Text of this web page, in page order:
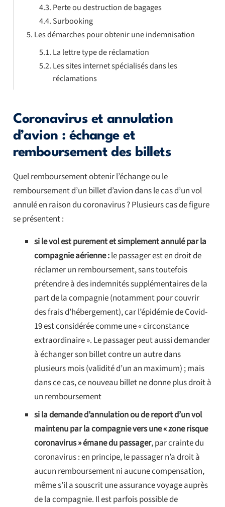
Coronavirus et annulation
d’avion : échange et
remboursement des billets
Quel remboursement obtenir l’échange ou le
remboursement d’un billet d’avion dans le cas d’un vol
annulé en raison du coronavirus ? Plusieurs cas de figure
se présentent :
si le vol est purement et simplement annulé par la
compagnie aérienne :le passager est en droit de
réclamer un remboursement, sans toutefois
prétendre à des indemnités supplémentaires de la
part de la compagnie (notamment pour couvrir
des frais d’hébergement), car l’épidémie de Covid-
19 est considérée comme une « circonstance
extraordinaire ». Le passager peut aussi demander
à échanger son billet contre un autre dans
plusieurs mois (validité d’un an maximum) ; mais
dans ce cas, ce nouveau billet ne donne plus droit à
un remboursement
si la demande d’annulation ou de report d’un vol
maintenu par la compagnie vers une « zone risque
coronavirus » émane du passager, par crainte du
coronavirus : en principe, le passager n’a droit à
aucun remboursement ni aucune compensation,
même s’il a souscrit une assurance voyage auprès
de la compagnie. Il est parfois possible de
Perte ou destruction de bagages
Surbooking
Les démarches pour obtenir une indemnisation
La lettre type de réclamation
Les sites internet spécialisés dans les
réclamations